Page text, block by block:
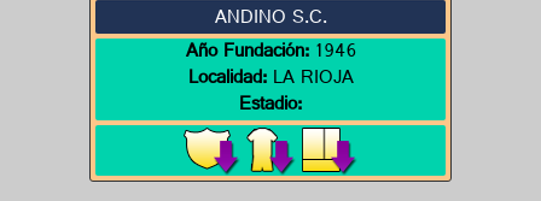
ANDINO S.C.
Año Fundación:1946
Localidad:LA RIOJA
Estadio: